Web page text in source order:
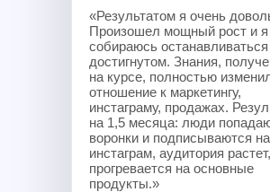
«Результатом я очень
Произошел мощный рост и я
собираюсь
достигнутом. Знания,
на курсе, полностью
отношение к маркетингу,
инстаграму, продажах.
на 1,5 месяца: люди
воронки и подписываются на
инстаграм, аудитория растет,
прогревается на основные
продукты.»